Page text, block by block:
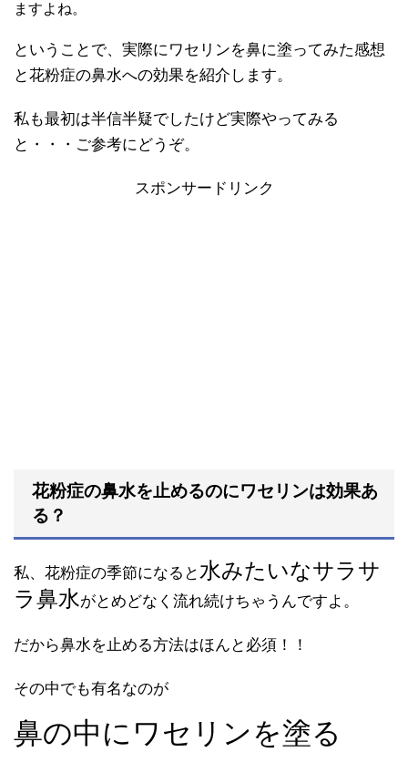
ますよね。
ということで、実際にワセリンを鼻に塗ってみた感想
と花粉症の鼻水への効果を紹介します。
私も最初は半信半疑でしたけど実際やってみる
と・・・ご参考にどうぞ。
スポンサードリンク
花粉症の鼻水を止めるのにワセリンは効果あ
る？
私、花粉症の季節になると 水みたいなサラサ
ラ鼻水がとめどなく流れ続けちゃうんですよ。
だから鼻水を止める方法はほんと必須！！
その中でも有名なのが
鼻の中にワセリンを塗る